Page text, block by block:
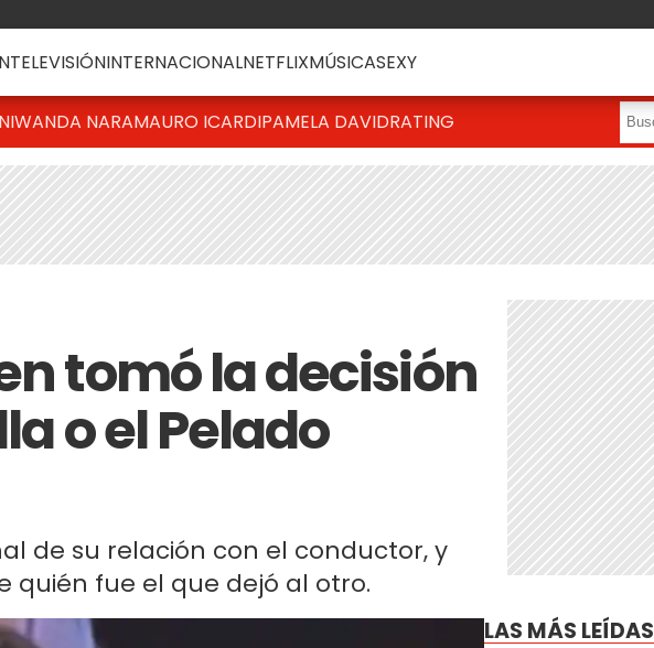
TELEVISIÓNINTERNACIONALNETFLIXMÚSICASEXY
WANDA NARAMAURO ICARDIPAMELA DAVIDRATING
tomó la decisión
o el Pelado
de su relación con el conductor, y
quién fue el que dejó al otro.
LAS MÁS LEÍDAS